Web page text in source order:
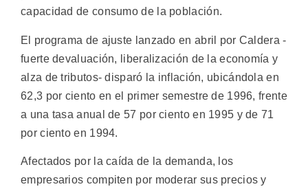
capacidad de consumo de la población.
El programa de ajuste lanzado en abril por Caldera -
fuerte devaluación, liberalización de la economía y
alza de tributos- disparó la inflación, ubicándola en
62,3 por ciento en el primer semestre de 1996, frente
a una tasa anual de 57 por ciento en 1995 y de 71
por ciento en 1994.
Afectados por la caída de la demanda, los
empresarios compiten por moderar sus precios y